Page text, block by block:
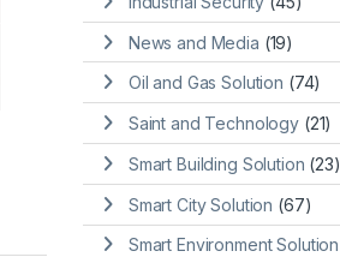
News and Media (19)
Oil and Gas Solution (74)
Saint and Technology (21)
Smart Building Solution (23)
Smart City Solution (67)
Smart Environment Solution